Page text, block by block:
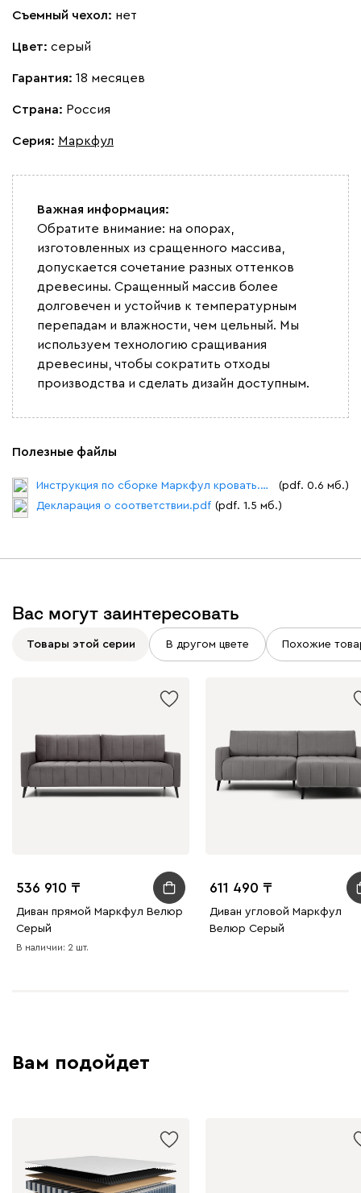
Съемный чехол: нет
Цвет: серый
Гарантия: 18 месяцев
Страна: Россия
Серия: Маркфул
Важная информация:
Обратите внимание: на опорах,
изготовленных из сращенного массива,
допускается сочетание разных оттенков
древесины. Сращенный массив более
долговечен и устойчив к температурным
перепадам и влажности, чем цельный. Мы
используем технологию сращивания
древесины, чтобы сократить отходы
производства и сделать дизайн доступным.
Полезные файлы
Инструкция по сборке Маркфул кровать.pdf
(pdf. 0.6 мб.)
Декларация о соответствии.pdf (pdf. 1.5 мб.)
Вас могут заинтересовать
Товары этой серии В другом цвете Похожие
536 910
Диван прямой Маркфул Велюр
Серый
В наличии: 2 шт.
611 490
Диван угловой Маркфул
Велюр Серый
Вам подойдет